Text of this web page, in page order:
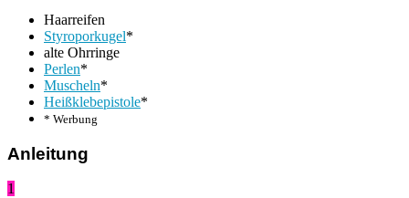
Haarreifen
Styroporkugel*
alte Ohrringe
Perlen*
Muscheln*
Heißklebepistole*
* Werbung
Anleitung
1